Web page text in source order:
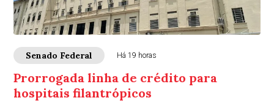
Senado Federal Há 19 horas
Prorrogada linha de crédito para
hospitais filantrópicos